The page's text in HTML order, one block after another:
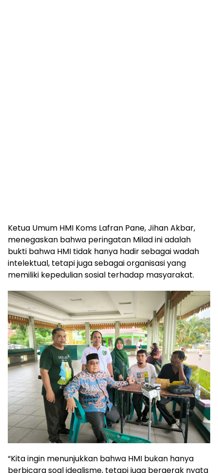
Ketua Umum HMI Koms Lafran Pane, Jihan Akbar,
menegaskan bahwa peringatan Milad ini adalah
bukti bahwa HMI tidak hanya hadir sebagai wadah
intelektual, tetapi juga sebagai organisasi yang
memiliki kepedulian sosial terhadap masyarakat.
“Kita ingin menunjukkan bahwa HMI bukan hanya
berbicara soal idealisme, tetapi juga bergerak nyata